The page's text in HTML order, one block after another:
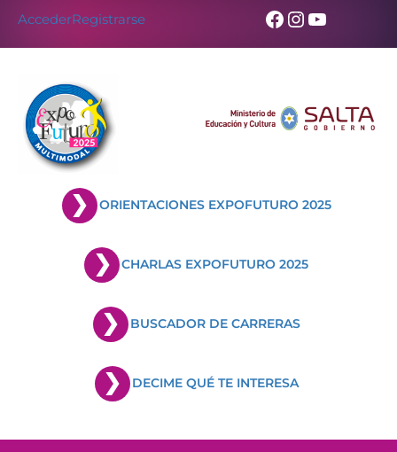
content
AccederRegistrarse Facebook
Instagram
YouTube
ORIENTACIONES EXPOFUTURO 2025
CHARLAS EXPOFUTURO 2025
BUSCADOR DE CARRERAS
DECIME QUÉ TE INTERESA